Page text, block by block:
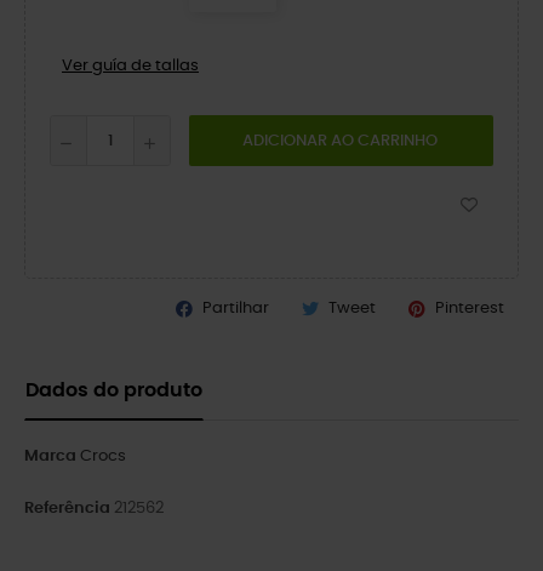
Ver guía de tallas
ADICIONAR AO CARRINHO
Partilhar Tweet Pinterest
Dados do produto
Marca Crocs
Referência 212562